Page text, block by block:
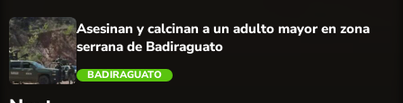
Asesinan y calcinan a un adulto mayor en zona
serrana de Badiraguato
BADIRAGUATO